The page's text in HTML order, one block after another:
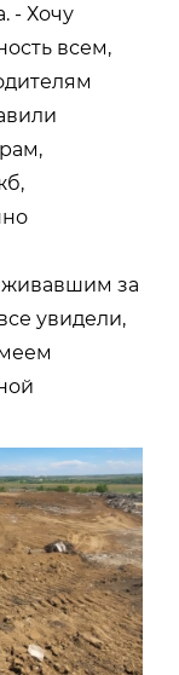
- Хочу
всем,
за
увидели,